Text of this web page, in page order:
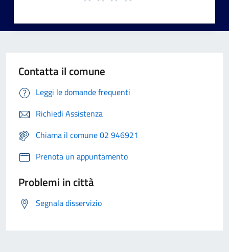
Contatta il comune
Leggi le domande frequenti
Richiedi Assistenza
Chiama il comune 02 946921
Prenota un appuntamento
Problemi in città
Segnala disservizio